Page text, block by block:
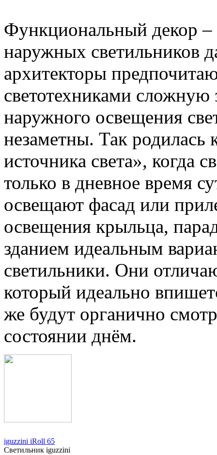
Функциональный декор –
наружных светильников
архитекторы
светотехниками сложную
наружного освещения
незаметны. Так родилась
источника света», когда
только в дневное время
освещают фасад или
освещения крыльца,
зданием идеальным
светильники. Они
который идеально
же будут органично
состоянии днём.
iguzzini iRoll 65
Светильник iguzzini